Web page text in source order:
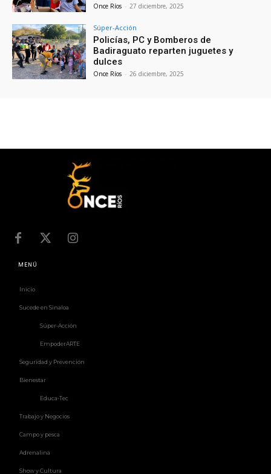
Once Ríos - 27 diciembre, 2025
Súper-Acción
Policías, PC y Bomberos de
Badiraguato reparten juguetes y
dulces
Once Ríos - 26 diciembre, 2025
MENÚ
Inicio
Sucede en Sinaloa
Súper-Acción
EmpoderARTE
Seguridad y Prevención
Bienestar
Educa-Tec
Trabajo y Negocios
Campo y pesca
Adrenalina
Show y Cultura